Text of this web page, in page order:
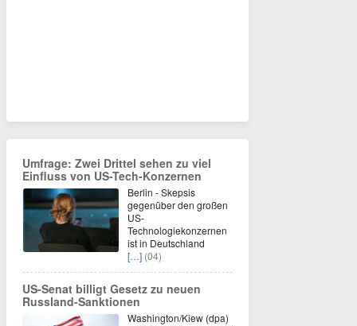
Umfrage: Zwei Drittel sehen zu viel
Einfluss von US-Tech-Konzernen
Berlin - Skepsis
gegenüber den großen
US-
Technologiekonzernen
ist in Deutschland
[…] (04)
US-Senat billigt Gesetz zu neuen
Russland-Sanktionen
Washington/Kiew (dpa)